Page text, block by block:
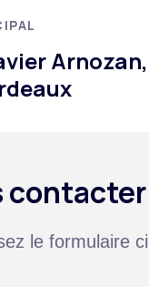
Arnozan,
contacter
le formulaire